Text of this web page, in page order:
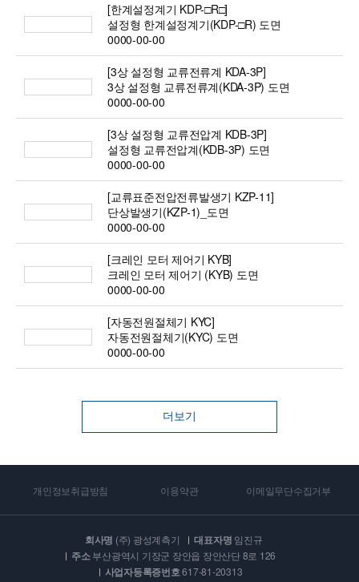
[한계설정계기 KDP-□R□]
설정형 한계설정계기(KDP-□R) 도면
0000-00-00
[3상 설정형 교류전류계 KDA-3P]
3상 설정형 교류전류계(KDA-3P) 도면
0000-00-00
[3상 설정형 교류전압계 KDB-3P]
설정형 교류전압계(KDB-3P) 도면
0000-00-00
[교류표준전압전류발생기 KZP-11]
단상발생기(KZP-1)_도면
0000-00-00
[크레인 모터 제어기 KYB]
크레인 모터 제어기 (KYB) 도면
0000-00-00
[자동전원절체기 KYC]
자동전원절체기(KYC) 도면
0000-00-00
더보기
개인정보취급방침 이용약관 이메일무단수집거부
회사명 (주) 광성계측기 대표자명 임진규
주소부산광역시 기장군 장안읍 장안산단 8로 126
사업자등록증번호617-81-20313